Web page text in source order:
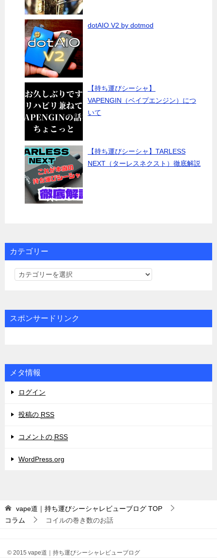
dotAIO V2 by dotmod
【持ち運びシーシャ】
VAPENGIN（ベイプエンジン）につ
いて
【持ち運びシーシャ】TARLESS
NEXT（ターレスネクスト）徹底解説
カテゴリー
カ
リ
ー
スポンサードリンク
メタ情報
ログイン
投稿の RSS
コメントの RSS
WordPress.org
vape道｜持ち運びシーシャレビューブログ TOP
コラム
コイルの巻き数のお話
© 2015 vape道｜持ち運びシーシャレビューブログ